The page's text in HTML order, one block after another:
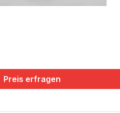
Preis erfragen